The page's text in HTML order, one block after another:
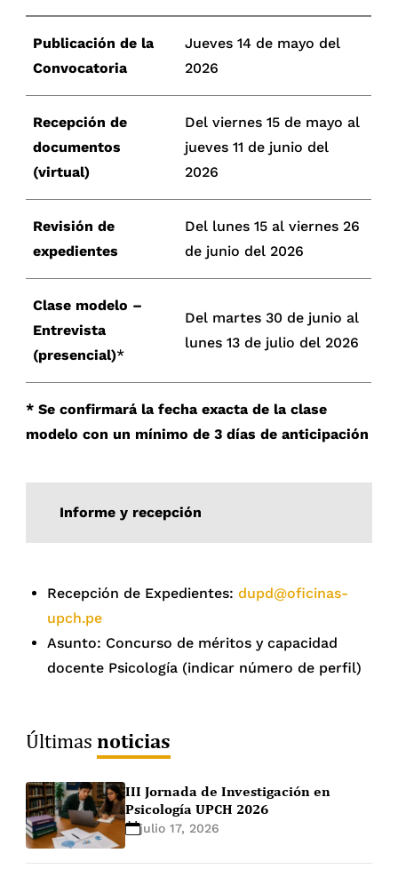
Publicación de la
Convocatoria
Jueves 14 de mayo del
2026
Recepción de
documentos
(virtual)
Del viernes 15 de mayo al
jueves 11 de junio del
2026
Revisión de
expedientes
Del lunes 15 al viernes 26
de junio del 2026
Clase modelo –
Entrevista
(presencial)*
Del martes 30 de junio al
lunes 13 de julio del 2026
* Se confirmará la fecha exacta de la clase
modelo con un mínimo de 3 días de anticipación
Informe y recepción
Recepción de Expedientes:dupd@oficinas-
upch.pe
Asunto: Concurso de méritos y capacidad
docente Psicología (indicar número de perfil)
Últimasnoticias
III Jornada de Investigación en
Psicología UPCH 2026
julio 17, 2026